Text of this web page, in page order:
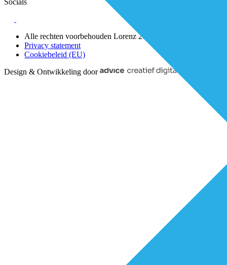
Socials
Alle rechten voorbehouden Lorenz 2025
Privacy statement
Cookiebeleid (EU)
Design & Ontwikkeling door